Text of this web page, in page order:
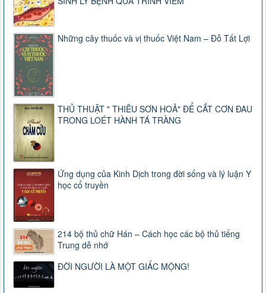
Những cây thuốc và vị thuốc Việt Nam – Đỗ Tất Lợi
THỦ THUẬT " THIÊU SƠN HOẢ" ĐỂ CẮT CƠN ĐAU
TRONG LOÉT HÀNH TÁ TRÀNG
Ứng dụng của Kinh Dịch trong đời sống và lý luận Y
học cổ truyền
214 bộ thủ chữ Hán – Cách học các bộ thủ tiếng
Trung dễ nhớ
ĐỜI NGƯỜI LÀ MỘT GIẤC MỘNG!